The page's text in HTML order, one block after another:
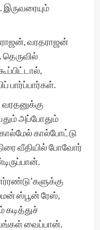
இருவரையும்
வரதராஜன்
பார்ப்பார்கள்.
அப்போதும்
கால்போட்டு
வீதியில் போவோர்
ஸ்பூன் ரேஸ்,
கடித்துச்
வைப்பான்.